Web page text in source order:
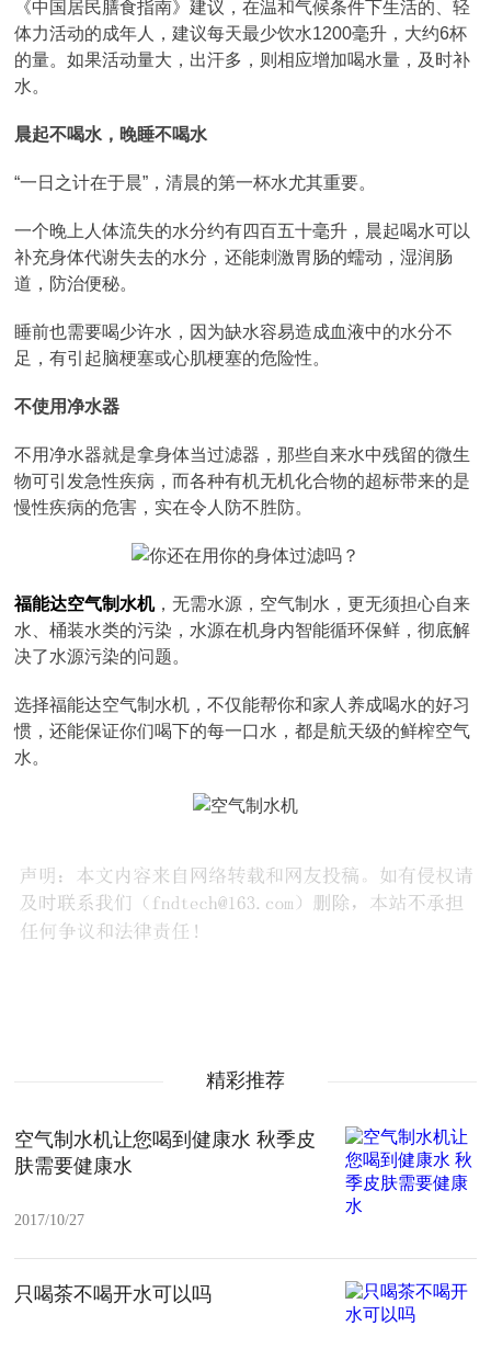
《中国居民膳食指南》建议，在温和气候条件下生活的、轻
体力活动的成年人，建议每天最少饮水1200毫升，大约6杯
的量。如果活动量大，出汗多，则相应增加喝水量，及时补
水。
晨起不喝水，晚睡不喝水
“一日之计在于晨”，清晨的第一杯水尤其重要。
一个晚上人体流失的水分约有四百五十毫升，晨起喝水可以
补充身体代谢失去的水分，还能刺激胃肠的蠕动，湿润肠
道，防治便秘。
睡前也需要喝少许水，因为缺水容易造成血液中的水分不
足，有引起脑梗塞或心肌梗塞的危险性。
不使用净水器
不用净水器就是拿身体当过滤器，那些自来水中残留的微生
物可引发急性疾病，而各种有机无机化合物的超标带来的是
慢性疾病的危害，实在令人防不胜防。
福能达空气制水机，无需水源，空气制水，更无须担心自来
水、桶装水类的污染，水源在机身内智能循环保鲜，彻底解
决了水源污染的问题。
选择福能达空气制水机，不仅能帮你和家人养成喝水的好习
惯，还能保证你们喝下的每一口水，都是航天级的鲜榨空气
水。
精彩推荐
空气制水机让您喝到健康水 秋季皮
肤需要健康水
2017/10/27
只喝茶不喝开水可以吗